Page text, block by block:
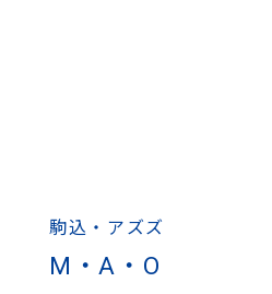
駒込・アズズ
M・A・O